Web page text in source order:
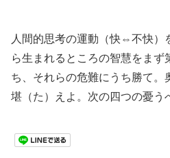
人間的思考の運動（快⇔不快）
ら生まれるところの智慧をまず
ち、それらの危難にうち勝て。
堪（た）えよ。次の四つの憂う